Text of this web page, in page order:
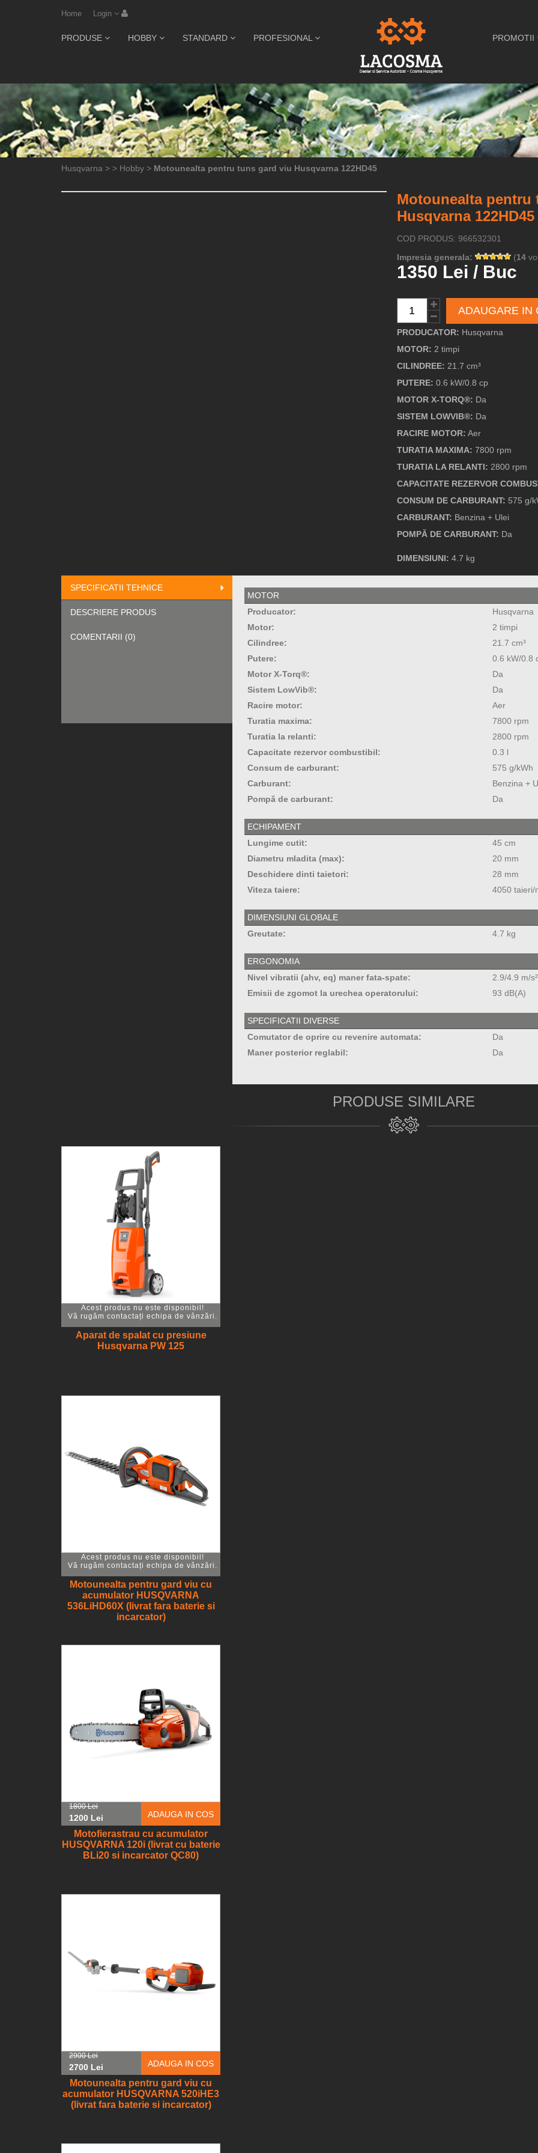
Home
PRODUSE HOBBY STANDARD PROFESIONAL PROMOTII
Login
Husqvarna > > Hobby > Motounealta pentru tuns gard viu Husqvarna 122HD45
Motounealta pentru
Husqvarna 122HD45
COD PRODUS: 966532301
Impresia generala:
(14
1350 Lei / Buc
ADAUGARE IN
PRODUCATOR: Husqvarna
MOTOR: 2 timpi
CILINDREE: 21.7 cm³
PUTERE: 0.6 kW/0.8 cp
MOTOR X-TORQ®: Da
SISTEM LOWVIB®: Da
RACIRE MOTOR: Aer
TURATIA MAXIMA: 7800 rpm
TURATIA LA RELANTI: 2800 rpm
CAPACITATE REZERVOR
CONSUM DE CARBURANT: 575 g/
CARBURANT: Benzina + Ulei
POMPĂ DE CARBURANT: Da
DIMENSIUNI: 4.7 kg
SPECIFICATII TEHNICE
DESCRIERE PRODUS
COMENTARII (0)
MOTOR
Producator:
Husqvarna
Motor:
2 timpi
Cilindree:
21.7 cm³
Putere:
0.6 kW/0.8
Motor X-Torq®:
Da
Sistem LowVib®:
Da
Racire motor:
Aer
Turatia maxima:
7800 rpm
Turatia la relanti:
2800 rpm
Capacitate rezervor combustibil:
0.3 l
Consum de carburant:
575 g/kWh
Carburant:
Benzina +
Pompă de carburant:
Da
ECHIPAMENT
Lungime cutit:
45 cm
Diametru mladita (max):
20 mm
Deschidere dinti taietori:
28 mm
Viteza taiere:
4050 taieri/
DIMENSIUNI GLOBALE
Greutate:
4.7 kg
ERGONOMIA
Nivel vibratii (ahv, eq) maner fata-spate:
2.9/4.9 m/s²
Emisii de zgomot la urechea operatorului:
93 dB(A)
SPECIFICATII DIVERSE
Comutator de oprire cu revenire automata:
Da
Maner posterior reglabil:
Da
PRODUSE SIMILARE
Acest produs nu este disponibil!
Vă rugăm contactați echipa de vânzări.
Aparat de spalat cu presiune
Husqvarna PW 125
Acest produs nu este disponibil!
Vă rugăm contactați echipa de vânzări.
Motounealta pentru gard viu cu
acumulator HUSQVARNA
536LiHD60X (livrat fara baterie si
incarcator)
1800 Lei
1200 Lei ADAUGA IN COS
Motofierastrau cu acumulator
HUSQVARNA 120i (livrat cu baterie
BLi20 si incarcator QC80)
2900 Lei
2700 Lei ADAUGA IN COS
Motounealta pentru gard viu cu
acumulator HUSQVARNA 520iHE3
(livrat fara baterie si incarcator)